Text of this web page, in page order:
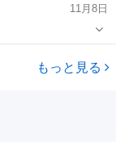
11月8日
もっと見る